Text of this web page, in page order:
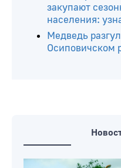
документов
зону
акция
Осиповичском